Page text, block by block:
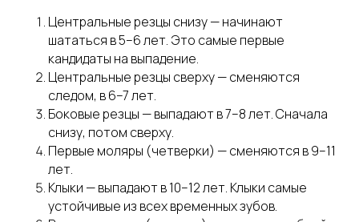
Центральные резцы снизу — начинают
шататься в 5–6 лет. Это самые первые
кандидаты на выпадение.
Центральные резцы сверху — сменяются
следом, в 6–7 лет.
Боковые резцы — выпадают в 7–8 лет. Сначала
снизу, потом сверху.
Первые моляры (четверки) — сменяются в 9–11
лет.
Клыки — выпадают в 10–12 лет. Клыки самые
устойчивые из всех временных зубов.